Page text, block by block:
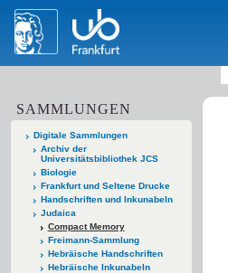
SAMMLUNGEN
Digitale Sammlungen
Archiv der
Universitätsbibliothek JCS
Biologie
Frankfurt und Seltene Drucke
Handschriften und Inkunabeln
Judaica
Compact Memory
Freimann-Sammlung
Hebräische Handschriften
Hebräische Inkunabeln